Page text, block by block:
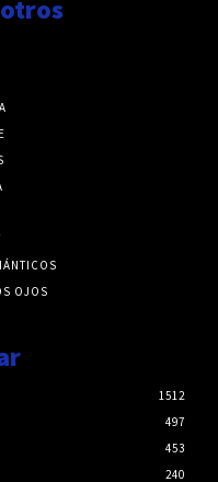
OJOS
1512
497
453
240